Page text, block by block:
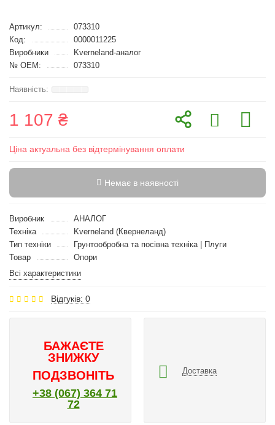
Артикул:
073310
Код:
0000011225
Виробники
Kverneland-аналог
№ OEM:
073310
1 107 ₴
Ціна актуальна без відтермінування оплати
Немає в наявності
Виробник
АНАЛОГ
Техніка
Kverneland (Квернеланд)
Тип техніки
Грунтообробна та посівна техніка | Плуги
Товар
Опори
Всі характеристики
Відгуків: 0
БАЖАЄТЕ
ЗНИЖКУ
ПОДЗВОНІТЬ
+38 (067) 364 71
72
Доставка